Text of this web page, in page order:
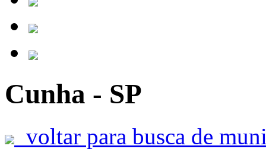
Cunha - SP
voltar para busca de